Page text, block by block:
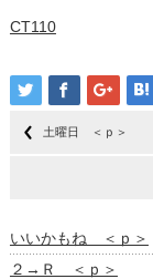
CT110
土曜日 ＜ｐ＞
いいかもね ＜ｐ＞
２→Ｒ ＜ｐ＞